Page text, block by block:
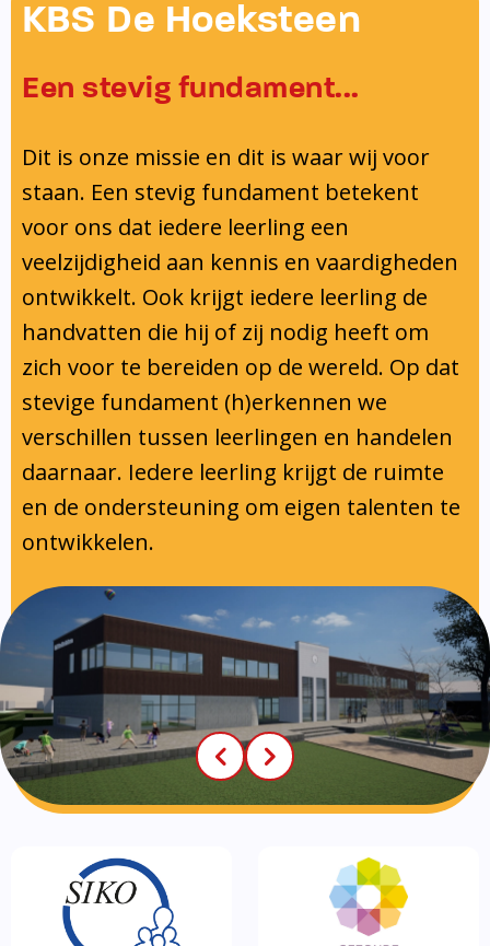
Onderwijsinspectie
KBS De Hoeksteen
Een stevig fundament...
Dit is onze missie en dit is waar wij voor
staan. Een stevig fundament betekent
voor ons dat iedere leerling een
veelzijdigheid aan kennis en vaardigheden
ontwikkelt. Ook krijgt iedere leerling de
handvatten die hij of zij nodig heeft om
zich voor te bereiden op de wereld. Op dat
stevige fundament (h)erkennen we
verschillen tussen leerlingen en handelen
daarnaar. Iedere leerling krijgt de ruimte
en de ondersteuning om eigen talenten te
ontwikkelen.